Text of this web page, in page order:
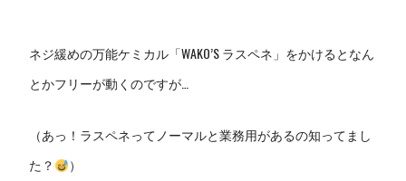
ネジ緩めの万能ケミカル「WAKO’S ラスペネ」をかけるとなん
とかフリーが動くのですが…
（あっ！ラスペネってノーマルと業務用があるの知ってまし
た？
）